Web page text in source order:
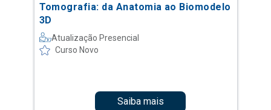
Tomografia: da Anatomia ao Biomodelo
3D
Atualização Presencial
Curso Novo
Saiba mais